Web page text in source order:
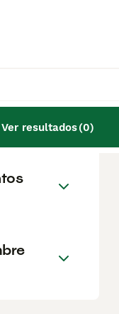
Ver resultados(0)
la
antes